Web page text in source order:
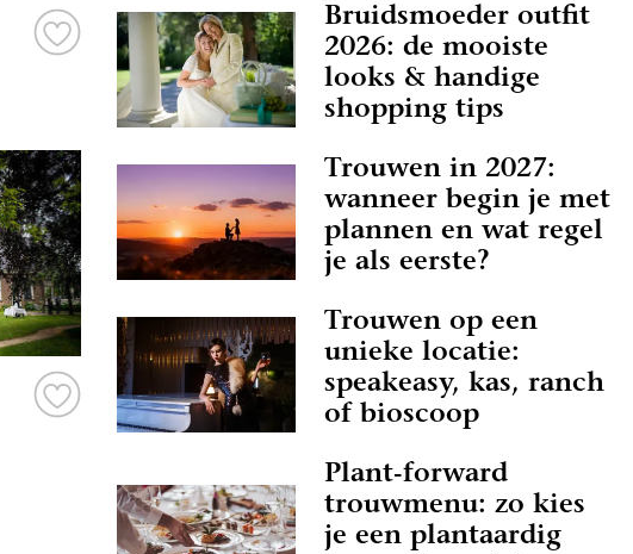
Bruidsmoeder outfit
2026: de mooiste
looks & handige
shopping tips
Trouwen in 2027:
wanneer begin je met
plannen en wat regel
je als eerste?
Trouwen op een
unieke locatie:
speakeasy, kas, ranch
of bioscoop
Plant-forward
trouwmenu: zo kies
je een plantaardig